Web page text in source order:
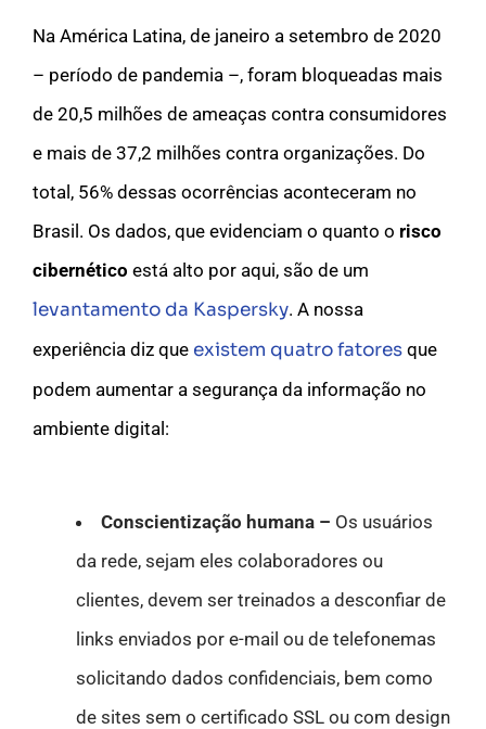
Na América Latina, de janeiro a setembro de 2020
– período de pandemia –, foram bloqueadas mais
de 20,5 milhões de ameaças contra consumidores
e mais de 37,2 milhões contra organizações. Do
total, 56% dessas ocorrências aconteceram no
Brasil. Os dados, que evidenciam o quanto o risco
cibernético está alto por aqui, são de um
levantamento da Kaspersky. A nossa
experiência diz que existem quatro fatores que
podem aumentar a segurança da informação no
ambiente digital:
Conscientização humana – Os usuários
da rede, sejam eles colaboradores ou
clientes, devem ser treinados a desconfiar de
links enviados por e-mail ou de telefonemas
solicitando dados confidenciais, bem como
de sites sem o certificado SSL ou com design